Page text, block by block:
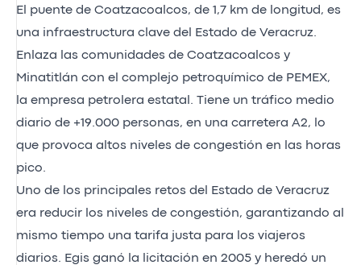
El puente de Coatzacoalcos, de 1,7 km de longitud, es
una infraestructura clave del Estado de Veracruz.
Enlaza las comunidades de Coatzacoalcos y
Minatitlán con el complejo petroquímico de PEMEX,
la empresa petrolera estatal. Tiene un tráfico medio
diario de +19.000 personas, en una carretera A2, lo
que provoca altos niveles de congestión en las horas
pico.
Uno de los principales retos del Estado de Veracruz
era reducir los niveles de congestión, garantizando al
mismo tiempo una tarifa justa para los viajeros
diarios. Egis ganó la licitación en 2005 y heredó un